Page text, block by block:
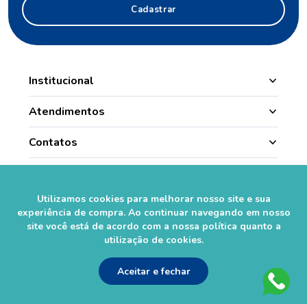
Utilizamos cookies para melhorar nosso site e sua
experiência de compra. Ao continuar navegando em nosso
site você está de acordo com a nossa política quanto a
utilização de cookies.
Aceitar e fechar
Cadastrar
Institucional
Manipulação
Quem Somos
Credenciadas
Crediário Web
Formas de Pagamento
Atendimentos
Nossas Lojas
Minha Conta
Lista de Desejos
Trabalhe Conosco
Fale com o Farmacêutico
Seja um Franqueado
Contatos
(49) 3331.1100
sac@farmasaorafaelcom.br
Das 08h às 17h45
de segunda a sexta-feira.*